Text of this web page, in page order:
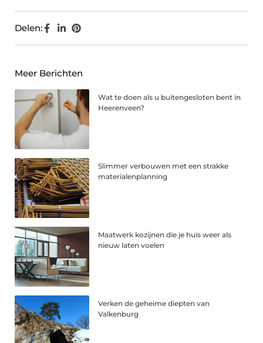
Delen:
Meer Berichten
Wat te doen als u buitengesloten bent in
Heerenveen?
Slimmer verbouwen met een strakke
materialenplanning
Maatwerk kozijnen die je huis weer als
nieuw laten voelen
Verken de geheime diepten van
Valkenburg